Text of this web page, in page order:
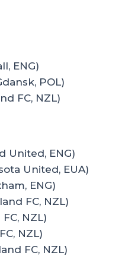
ENG)
POL)
FC, NZL)
United, ENG)
United, EUA)
ENG)
FC, NZL)
NZL)
NZL)
FC, NZL)